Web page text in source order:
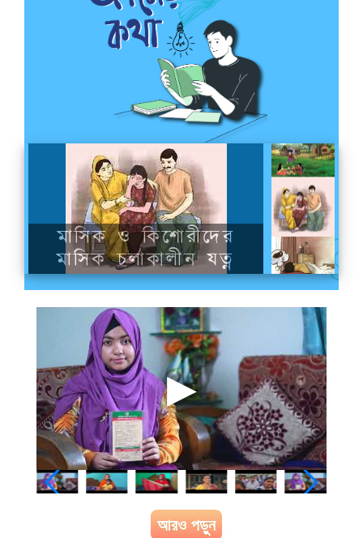
কৈশোরকাল
মাসিক ও কিশোরীদের
মাসিক চলাকালীন যত্ন
কিশোরদের স্বপ্নে বীর্যপাত
আরও পড়ুন